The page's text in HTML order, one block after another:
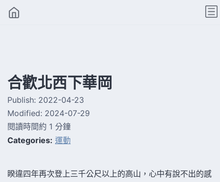
合歡北西下華岡
Publish: 2022-04-23
Modified: 2024-07-29
閱讀時間約 1 分鐘
Categories: 運動
睽違四年再次登上三千公尺以上的高山，心中有說不出的感